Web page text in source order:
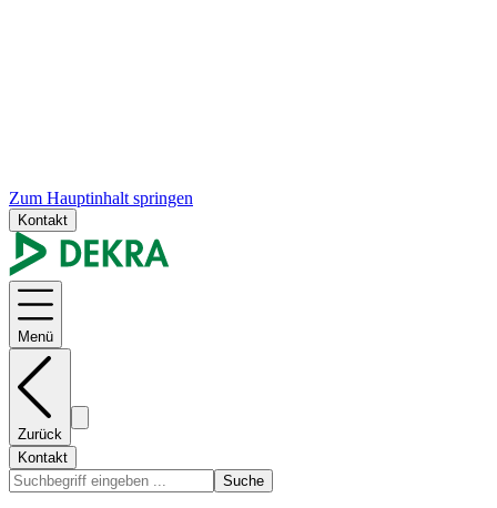
Zum Hauptinhalt springen
Kontakt
Menü
Zurück
Kontakt
Suche